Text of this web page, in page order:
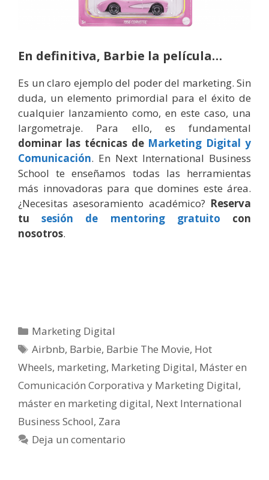
En definitiva, Barbie la película…
Es un claro ejemplo del poder del marketing. Sin
duda, un elemento primordial para el éxito de
cualquier lanzamiento como, en este caso, una
largometraje. Para ello, es fundamental
dominar las técnicas de Marketing Digital y
Comunicación. En Next International Business
School te enseñamos todas las herramientas
más innovadoras para que domines este área.
¿Necesitas asesoramiento académico? Reserva
tusesión de mentoring gratuito con
nosotros.
Categorías
Marketing Digital
Etiquetas
Airbnb, Barbie, Barbie The Movie, Hot
Wheels, marketing, Marketing Digital, Máster en
Comunicación Corporativa y Marketing Digital,
máster en marketing digital, Next International
Business School, Zara
Deja un comentario